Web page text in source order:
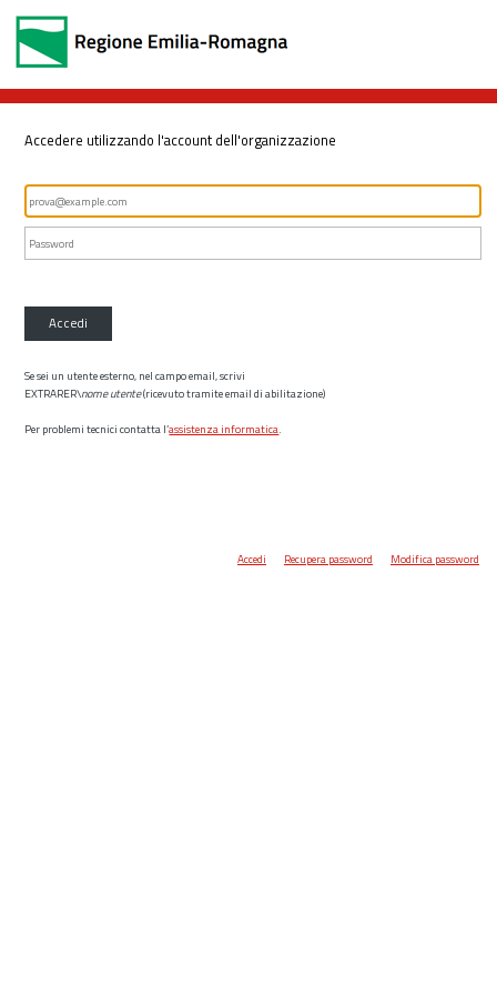
Accedere utilizzando l'account dell'organizzazione
Accedi
Se sei un utente esterno, nel campo email, scrivi
EXTRARER\nome utente(ricevuto tramite email di abilitazione)
Per problemi tecnici contatta l’assistenza informatica.
Accedi Recupera password Modifica password